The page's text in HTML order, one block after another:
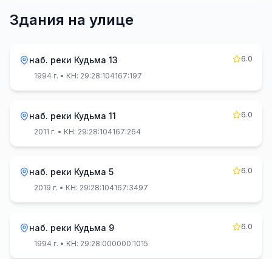
Здания на улице
наб. реки Кудьма 13
6.0
1994 г. • КН: 29:28:104167:197
наб. реки Кудьма 11
6.0
2011 г. • КН: 29:28:104167:264
наб. реки Кудьма 5
6.0
2019 г. • КН: 29:28:104167:3497
наб. реки Кудьма 9
6.0
1994 г. • КН: 29:28:000000:1015